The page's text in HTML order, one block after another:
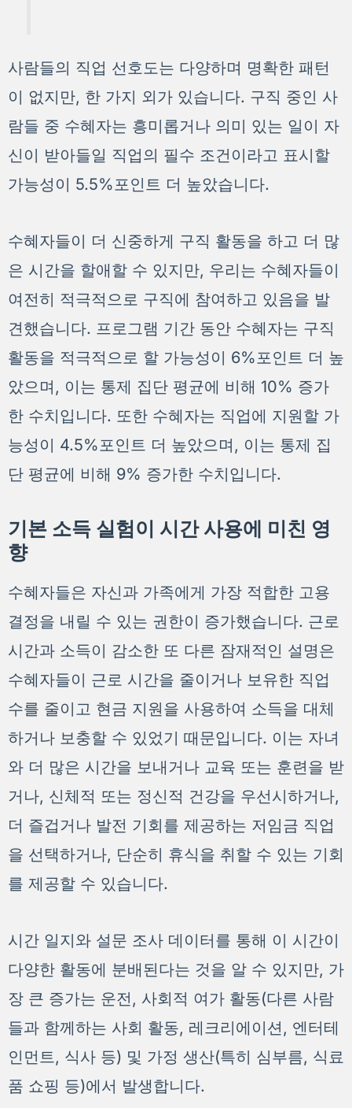
사람들의 직업 선호도는 다양하며 명확한 패턴
이 없지만, 한 가지 외가 있습니다. 구직 중인 사
람들 중 수혜자는 흥미롭거나 의미 있는 일이 자
신이 받아들일 직업의 필수 조건이라고 표시할
가능성이 5.5%포인트 더 높았습니다.
수혜자들이 더 신중하게 구직 활동을 하고 더 많
은 시간을 할애할 수 있지만, 우리는 수혜자들이
여전히 적극적으로 구직에 참여하고 있음을 발
견했습니다. 프로그램 기간 동안 수혜자는 구직
활동을 적극적으로 할 가능성이 6%포인트 더 높
았으며, 이는 통제 집단 평균에 비해 10% 증가
한 수치입니다. 또한 수혜자는 직업에 지원할 가
능성이 4.5%포인트 더 높았으며, 이는 통제 집
단 평균에 비해 9% 증가한 수치입니다.
기본 소득 실험이 시간 사용에 미친 영
향
수혜자들은 자신과 가족에게 가장 적합한 고용
결정을 내릴 수 있는 권한이 증가했습니다. 근로
시간과 소득이 감소한 또 다른 잠재적인 설명은
수혜자들이 근로 시간을 줄이거나 보유한 직업
수를 줄이고 현금 지원을 사용하여 소득을 대체
하거나 보충할 수 있었기 때문입니다. 이는 자녀
와 더 많은 시간을 보내거나 교육 또는 훈련을 받
거나, 신체적 또는 정신적 건강을 우선시하거나,
더 즐겁거나 발전 기회를 제공하는 저임금 직업
을 선택하거나, 단순히 휴식을 취할 수 있는 기회
를 제공할 수 있습니다.
시간 일지와 설문 조사 데이터를 통해 이 시간이
다양한 활동에 분배된다는 것을 알 수 있지만, 가
장 큰 증가는 운전, 사회적 여가 활동(다른 사람
들과 함께하는 사회 활동, 레크리에이션, 엔터테
인먼트, 식사 등) 및 가정 생산(특히 심부름, 식료
품 쇼핑 등)에서 발생합니다.